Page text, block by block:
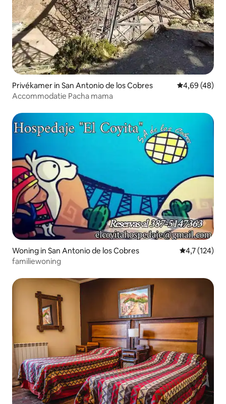
Privékamer in San Antonio de los Cobres Gemiddelde
4,69 (48)
Accommodatie Pacha mama
Woning in San Antonio de los Cobres Gemiddelde
4,7 (124)
familiewoning